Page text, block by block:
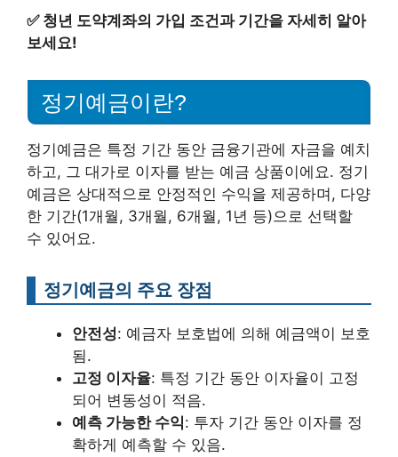
✅ 청년 도약계좌의 가입 조건과 기간을 자세히 알아
보세요!
정기예금이란?
정기예금은 특정 기간 동안 금융기관에 자금을 예치
하고, 그 대가로 이자를 받는 예금 상품이에요. 정기
예금은 상대적으로 안정적인 수익을 제공하며, 다양
한 기간(1개월, 3개월, 6개월, 1년 등)으로 선택할
수 있어요.
정기예금의 주요 장점
안전성: 예금자 보호법에 의해 예금액이 보호
됨.
고정 이자율: 특정 기간 동안 이자율이 고정
되어 변동성이 적음.
예측 가능한 수익: 투자 기간 동안 이자를 정
확하게 예측할 수 있음.